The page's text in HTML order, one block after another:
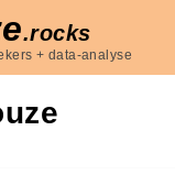
.rocks
+ data-analyse